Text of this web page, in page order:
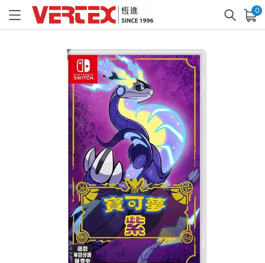
0
已加入購物車 查看